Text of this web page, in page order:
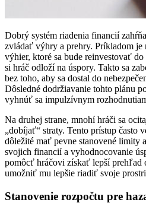
Dobrý systém riadenia financií
zvládať výhry a prehry. Príkladom je
výhier, ktoré sa bude reinvestovať
si hráč odloží na úspory. Takto sa
bez toho, aby sa dostal do
Dôsledné dodržiavanie tohto plánu
vyhnúť sa impulzívnym
Na druhej strane, mnohí hráči sa
„dobíjať“ straty. Tento prístup často
dôležité mať pevne stanovené limity
svojich financií a vyhodnocovanie
pomôcť hráčovi získať lepší prehľad
umožniť mu lepšie riadiť svoje
Stanovenie rozpočtu pre